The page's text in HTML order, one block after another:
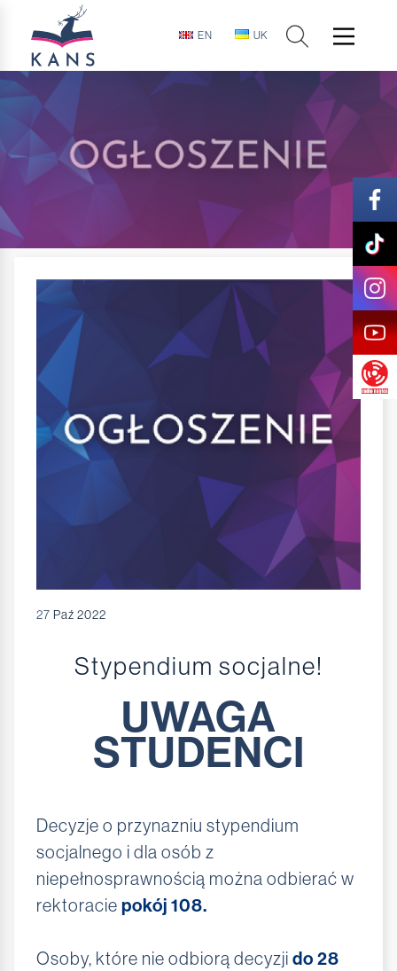
EN UK
27 Paź 2022
Stypendium socjalne!
UWAGA
STUDENCI
Decyzje o przynazniu stypendium
socjalnego i dla osób z
niepełnosprawnością można odbierać w
rektoracie pokój 108.
Osoby, które nie odbiorą decyzji do 28